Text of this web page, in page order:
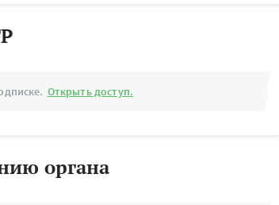
Открыть доступ.
органа